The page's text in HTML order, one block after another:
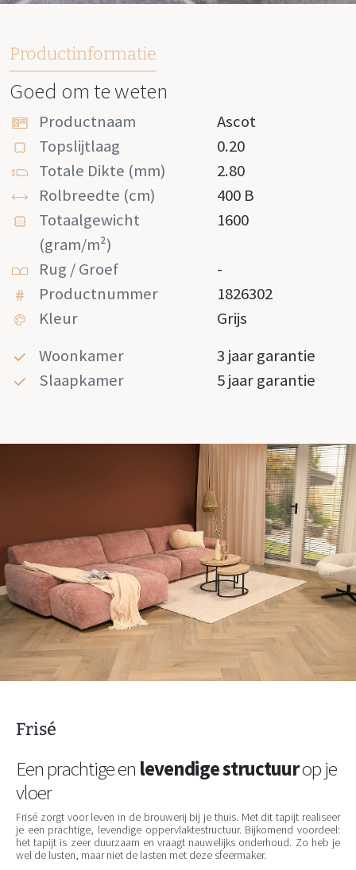
Productinformatie
Goed om te weten
Productnaam
Ascot
Topslijtlaag
0.20
Totale Dikte (mm)
2.80
Rolbreedte (cm)
400 B
Totaalgewicht
(gram/m²)
1600
Rug / Groef
-
Productnummer
1826302
Kleur
Grijs
Woonkamer
3 jaar garantie
Slaapkamer
5 jaar garantie
Frisé
Een prachtige en levendige structuurop je
vloer
Frisé zorgt voor leven in de brouwerij bij je thuis. Met dit tapijt realiseer
je een prachtige, levendige oppervlaktestructuur. Bijkomend voordeel:
het tapijt is zeer duurzaam en vraagt nauwelijks onderhoud. Zo heb je
wel de lusten, maar niet de lasten met deze sfeermaker.